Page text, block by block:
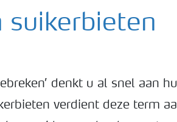
suikerbieten
denkt u al snel aan
verdient deze term